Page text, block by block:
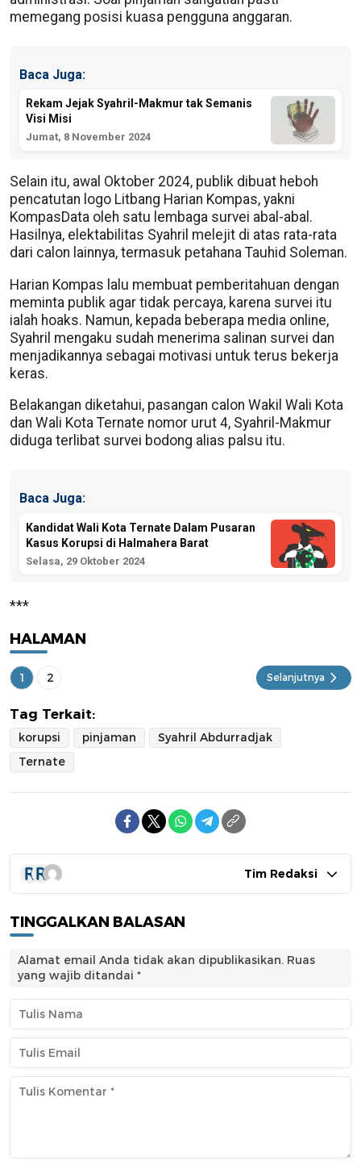
memegang posisi kuasa pengguna anggaran.
Baca Juga:
Rekam Jejak Syahril-Makmur tak Semanis
Visi Misi
Jumat, 8 November 2024
Selain itu, awal Oktober 2024, publik dibuat heboh
pencatutan logo Litbang Harian Kompas, yakni
KompasData oleh satu lembaga survei abal-abal.
Hasilnya, elektabilitas Syahril melejit di atas rata-rata
dari calon lainnya, termasuk petahana Tauhid Soleman.
Harian Kompas lalu membuat pemberitahuan dengan
meminta publik agar tidak percaya, karena survei itu
ialah hoaks. Namun, kepada beberapa media online,
Syahril mengaku sudah menerima salinan survei dan
menjadikannya sebagai motivasi untuk terus bekerja
keras.
Belakangan diketahui, pasangan calon Wakil Wali Kota
dan Wali Kota Ternate nomor urut 4, Syahril-Makmur
diduga terlibat survei bodong alias palsu itu.
Baca Juga:
Kandidat Wali Kota Ternate Dalam Pusaran
Kasus Korupsi di Halmahera Barat
Selasa, 29 Oktober 2024
***
HALAMAN
1 2 Selanjutnya
Tag Terkait:
korupsi pinjaman
Syahril Abdurradjak
Ternate
Tim Redaksi
TINGGALKAN BALASAN
Alamat email Anda tidak akan dipublikasikan. Ruas
yang wajib ditandai *